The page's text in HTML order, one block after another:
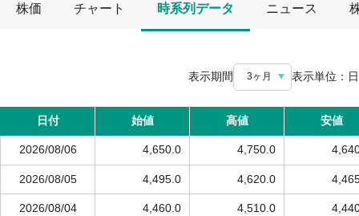
株価 チャート 時系列データ ニュース
表示期間 3ヶ月 表示単位： 日
日付 始値 高値 安値
2026/08/06 4,650.0 4,750.0
2026/08/05 4,495.0 4,620.0
2026/08/04 4,460.0 4,510.0